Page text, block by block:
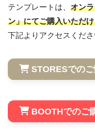
テンプレートは、 オン
ン」にてご購入いただ
下記よりアクセスくださ
STORESでの
BOOTHでのご